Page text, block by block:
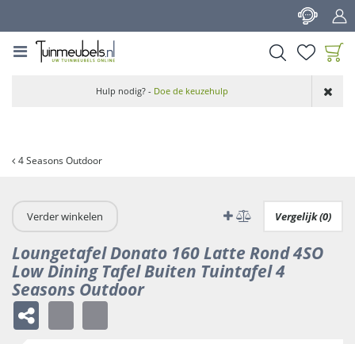
4 Seasons Outdoor
aan wensenlijst
Hulp nodig? - Doe de keuzehulp
Verder winkelen Vergelijk (0)
Loungetafel Donato 160 Latte Rond 4SO
Low Dining Tafel Buiten Tuintafel 4
Seasons Outdoor